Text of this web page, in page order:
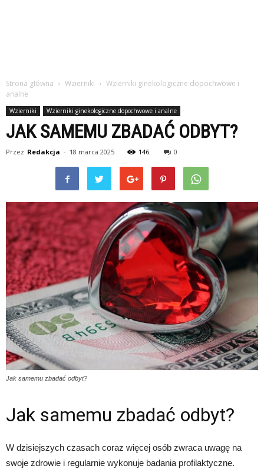
Strona główna Wzierniki
Wzierniki ginekologiczne dopochwowe i
analne
Wzierniki Wzierniki ginekologiczne dopochwowe i analne
JAK SAMEMU ZBADAĆ ODBYT?
Przez Redakcja - 18 marca 2025 146 0
Jak samemu zbadać odbyt?
Jak samemu zbadać odbyt?
W dzisiejszych czasach coraz więcej osób zwraca uwagę na
swoje zdrowie i regularnie wykonuje badania profilaktyczne.